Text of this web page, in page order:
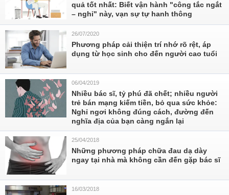
quả tốt nhất: Biết vận hành "công tắc ngắt
– nghỉ" này, vạn sự tự hanh thông
26/07/2020
Phương pháp cải thiện trí nhớ rõ rệt, áp
dụng từ học sinh cho đến người cao tuổi
06/04/2019
Nhiều bác sĩ, tỷ phú đã chết; nhiều người
trẻ bán mạng kiếm tiền, bỏ qua sức khỏe:
Nghỉ ngơi không đúng cách, đường đến
nghĩa địa của bạn càng ngắn lại
25/04/2018
Những phương pháp chữa đau dạ dày
ngay tại nhà mà không cần đến gặp bác sĩ
16/03/2018